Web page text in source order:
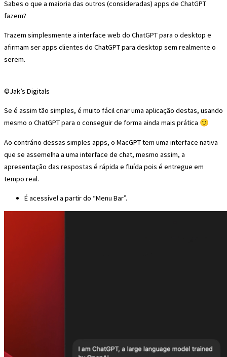
Sabes o que a maioria das outros (consideradas) apps de ChatGPT
fazem?
Trazem simplesmente a interface web do ChatGPT para o desktop e
afirmam ser apps clientes do ChatGPT para desktop sem realmente o
serem.
©Jak’s Digitals
Se é assim tão simples, é muito fácil criar uma aplicação destas, usando
mesmo o ChatGPT para o conseguir de forma ainda mais prática 🙂
Ao contrário dessas simples apps, o MacGPT tem uma interface nativa
que se assemelha a uma interface de chat, mesmo assim, a
apresentação das respostas é rápida e fluída pois é entregue em
tempo real.
É acessível a partir do “Menu Bar”.